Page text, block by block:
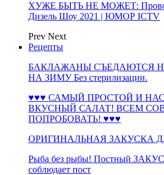
ХУЖЕ БЫТЬ НЕ МОЖЕТ:
Дизель Шоу 2021 | ЮМОР ICTV
Prev Next
Рецепты
БАКЛАЖАНЫ СЪЕДАЮТСЯ НА
НА ЗИМУ Без стерилизации.
♥♥♥ САМЫЙ ПРОСТОЙ И
ВКУСНЫЙ САЛАТ! ВСЕМ
ПОПРОБОВАТЬ! ♥♥♥
ОРИГИНАЛЬНАЯ ЗАКУСКА Для
Рыба без рыбы! Постный
соблюдает пост